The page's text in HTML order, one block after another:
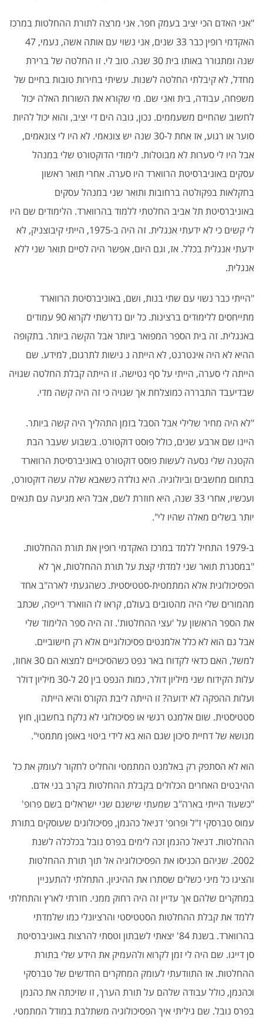
"אני האדם הכי יציב בעמק חפר. אני מרצה לתורת ההחלטות במרכז
האקדמי רופין כבר 33 שנים, אני נשוי עם אותה אשה, נעמי, 47
שנה ומתגורר באותו בית 30 שנה. טוב לי. זו החלטה של ברירת
מחדל, לא קיבלתי החלטה לשנות. עשיתי בחירות טובות בחיים של
משפחה, עבודה, בית ואני שם. מי שקורא את השורות האלה יכול
לחשוב שהחיים משעממים. נכון, גובה הים די יציב, והוא יכול להיות
סוער או רגוע, אז אחת ל-30 שנה יש צונאמי. לא היו לי צונאמים,
אבל היו לי סערות לא מבוטלות. לימודי הדוקטורט שלי במנהל
עסקים באוניברסיטת הרווארד היו סערה. אחרי תואר ראשון
בחקלאות בפקולטה ברחובות ותואר שני במנהל עסקים
באוניברסיטת תל אביב החלטתי ללמוד בהרווארד. הלימודים שם היו
לי קשים כי לא ידעתי אנגלית. זה היה ב-1975, הייתי קיבוצניק, לא
ידעתי אנגלית בכלל. אז, וגם היום, אפשר היה לסיים תואר שני ללא
אנגלית.
"הייתי כבר נשוי עם שתי בנות, ושם, באוניברסיטת הרווארד
מתייחסים ללימודים ברצינות. כל יום נדרשתי לקרוא 90 עמודים
באנגלית. זה בית הספר המפואר ביותר אבל הקשה ביותר. בתקופה
ההיא לא היה אינטרנט, לא הייתה נ גישות לתרגום, למידע. שם
הייתה לי סערה, הייתי על סף נטישה. זו הייתה קבלת החלטה שגויה
שבדיעבד התבררה כמוצלחת אך שגויה כי זה היה קשה מדי.
"לא היה מחיר שלילי אבל הסבל בזמן התהליך היה קשה ביותר.
היינו שם ארבע שנים, כולל פוסט דוקטורט. בשבוע שעבר הבת
הקטנה שלי נסעה לעשות פוסט דוקטורט באוניברסיטת הרווארד
בתחום מחשבים וביולוגיה. היא נולדה כשאבא שלה עשה דוקטורט,
ועכשיו, אחרי 33 שנה, היא חוזרת לשם, אבל היא מגיעה עם תנאים
יותר בשלים מאלה שהיו לי".
ב-1979 התחיל ללמד במרכז האקדמי רופין את תורת ההחלטות.
"במסגרת תואר שני למדתי קצת על תורת ההחלטות, אך לא
הפסיכולוגית אלא המתמטית-סטטיסטית. כשהגעתי לארה"ב אחד
מהמורים שלי היה מהטובים בעולם, קראו לו הווארד רייפה, שכתב
את הספר הראשון על 'עצי ההחלטות'. זה היה ספר הלימוד שלי
אבל גם הוא לא כלל אלמנטים פסיכולוגיים אלא רק חישוביים.
למשל, האם כדאי לקדוח באר נפט כשהסיכויים למצוא הם 30 אחוז,
עלות הקידוח שני מיליון דולר, כמות הנפט בין 20 ל-30 מיליון דולר
ועלות ההפקה לא ידועה? זו הייתה ליבת הקורס והיא הייתה
סטטיסטית. שום אלמנט רגשי או פסיכולוגי לא נלקח בחשבון, חוץ
מנושא של דחיית סיכון שגם הוא בא לידי ביטוי באופן מתמטי".
הוא לא הסתפק רק באלמנט המתמטי והחליט לחקור לעומק את כל
ההיבטים האחרים הכלולים בקבלת ההחלטות בקרב בני אדם.
"כשעוד הייתי בארה"ב שמעתי שישנם שני ישראלים בשם פרופ'
עמוס טברסקי ז"ל ופרופ' דניאל כהנמן, פסיכולוגים שעוסקים בתורת
ההחלטות. דניאל כהנמן זכה לימים בפרס נובל בכלכלה לשנת
2002. שניהם הכניסו את הפסיכולוגיה אל תוך תורת ההחלטות
והציגו כל מיני כשלים שסתרו את ההיגיון. התחלתי להתעניין
במחקרים שלהם אך עדיין זה היה רחוק ממני. חזרתי לארץ והתחלתי
ללמד את קבלת ההחלטות הסטטיסטי והרציונלי כמו שלמדתי
בהרווארד. בשנת 84' יצאתי לשבתון וטסתי להרצות באוניברסיטת
סן דייגו. שם היה לי זמן לקרוא ולהעמיק את הידע שלי בתורת
ההחלטות. אז התוודעתי לעומק המחקרים החדשים של טברסקי
וכהנמן, כולל עבודה שלהם על תורת הערך, זו שזיכתה את כהנמן
בפרס נובל. שם גיליתי איך הפסיכולוגיה משתלבת במודל המתמטי.